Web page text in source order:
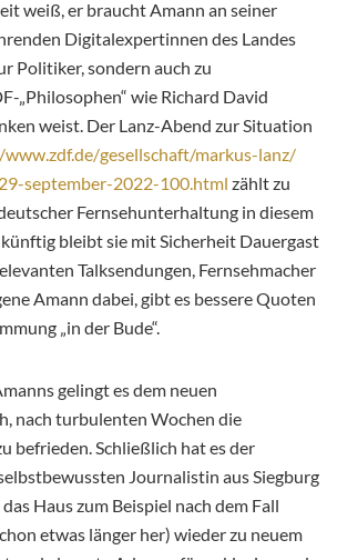
weiß, er braucht Amann an seiner
Digitalexpertinnen des Landes
Politiker, sondern auch zu
„Philosophen“ wie Richard David
weist. Der Lanz-Abend zur Situation
gesellschaft/markus-lanz/
september-2022-100.html zählt zu
Fernsehunterhaltung in diesem
bleibt sie mit Sicherheit Dauergast
Talksendungen, Fernsehmacher
Amann dabei, gibt es bessere Quoten
„in der Bude“.
gelingt es dem neuen
nach turbulenten Wochen die
befrieden. Schließlich hat es der
selbstbewussten Journalistin aus Siegburg
Haus zum Beispiel nach dem Fall
etwas länger her) wieder zu neuem